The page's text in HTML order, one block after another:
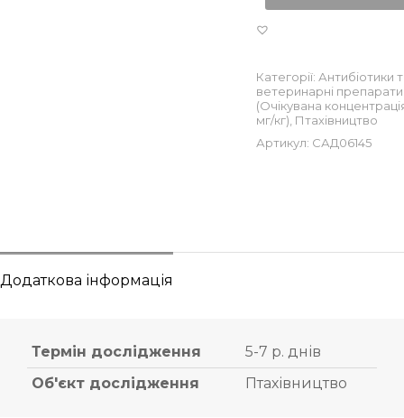
Категорії: Антибіотики
ветеринарні препарати
(Очікувана
мг/кг) Птахівництво
Артикул: САД06145
Додаткова інформація
Термін дослідження
5-7 р. днів
Об'єкт дослідження
Птахівництво